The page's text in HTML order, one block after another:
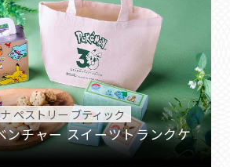
ペストリー ブティック
ンチャー スイーツトランクケ